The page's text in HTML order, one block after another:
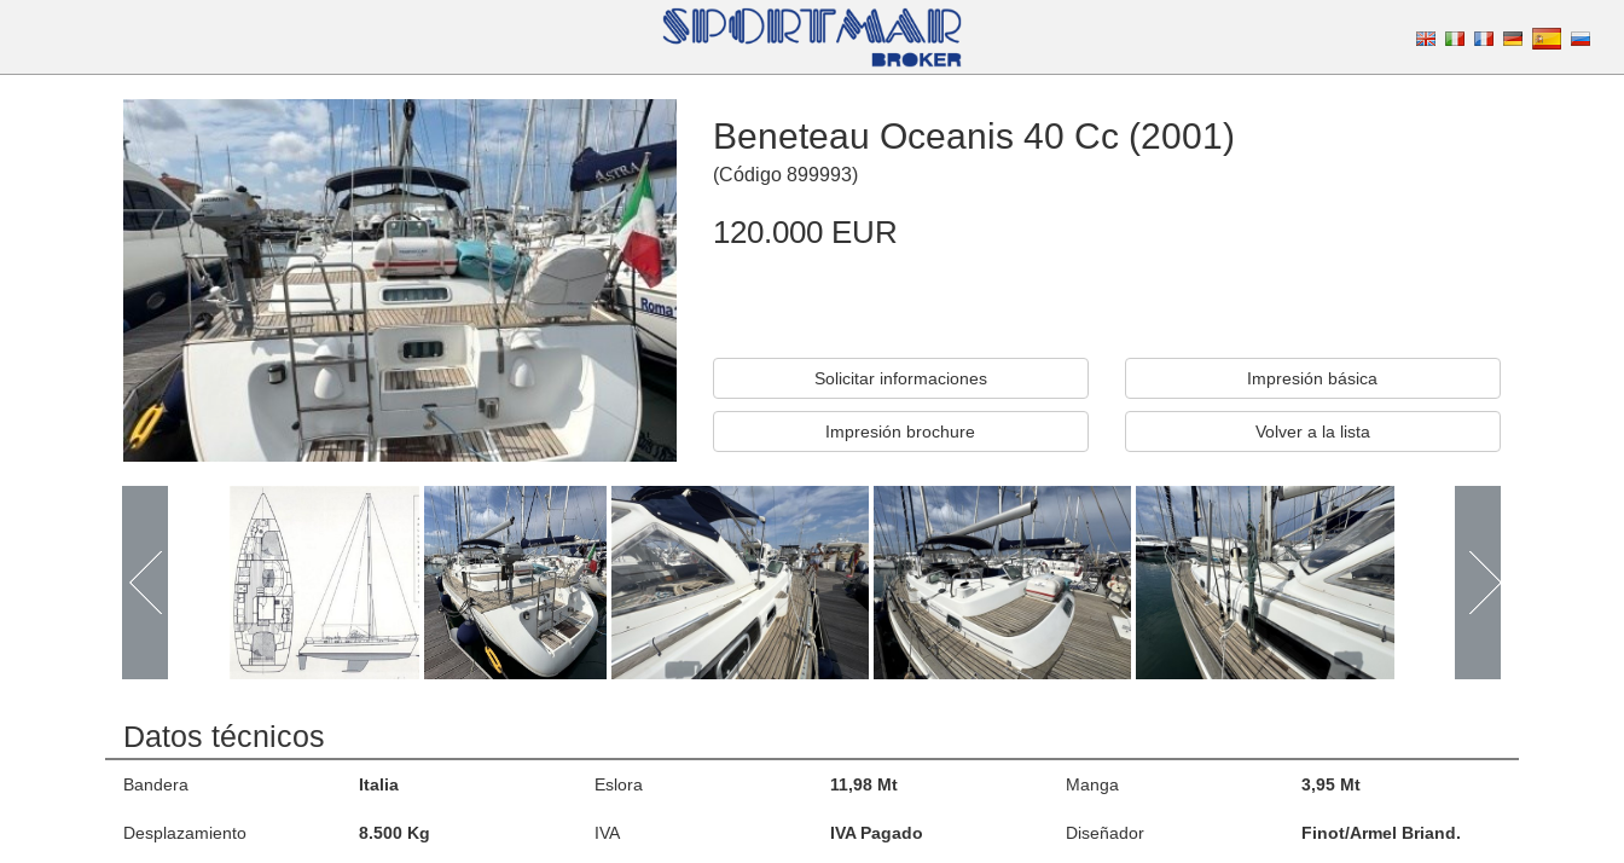
Beneteau Oceanis 40 Cc (2001)
(Código 899993)
120.000 EUR
Solicitar informaciones Impresión básica
Impresión brochure Volver a la lista
Datos técnicos
Bandera Italia Eslora 11,98 Mt Manga 3,95 Mt
Desplazamiento 8.500 Kg IVA IVA Pagado Diseñador Finot/Armel Briand.